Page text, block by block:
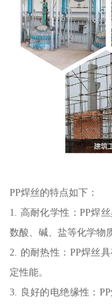
PP焊丝的特点如下：
1. 高耐化学性：PP焊
数酸、碱、盐等化学物
2. 的耐热性：PP焊丝
定性能。
3. 良好的电绝缘性：